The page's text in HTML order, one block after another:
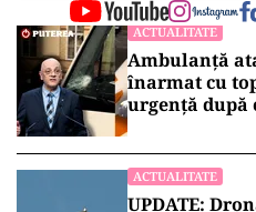
ACTUALITATE
Ambulanță
înarmat cu
urgență
ACTUALITATE
UPDATE: